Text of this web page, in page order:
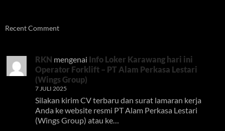
Recent Comment
RKN mengenai Info Loker Karawang hari ini
Operator Forklift – PT Alam Perkasa Lestari
(Wings Group)
7 JULI 2025
Silakan kirim CV terbaru dan surat lamaran kerja
Anda ke website resmi PT Alam Perkasa Lestari
(Wings Group) atau ke…